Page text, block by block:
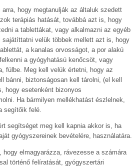
hogy megtanulják az általuk szedett
terápiás hatását, továbbá azt is, hogy
a tablettákat, vagy alkalmazni az egyéb
velük többek mellett azt is, hogy
a kanalas orvosságot, a por alakú
a gyógyhatású kenőcsöt, vagy
fülbe. Meg kell velük értetni, hogy az
bánni, biztonságosan kell tárolni, (el kell
hogy esetenként bizonyos
Ha bármilyen mellékhatást észlelnek,
segítőik felé.
segítséget meg kell kapnia akkor is, ha
gyógyszereinek bevételére, használatára.
hogy elmagyarázza, rávezesse a számára
történő felíratását, gyógyszertári